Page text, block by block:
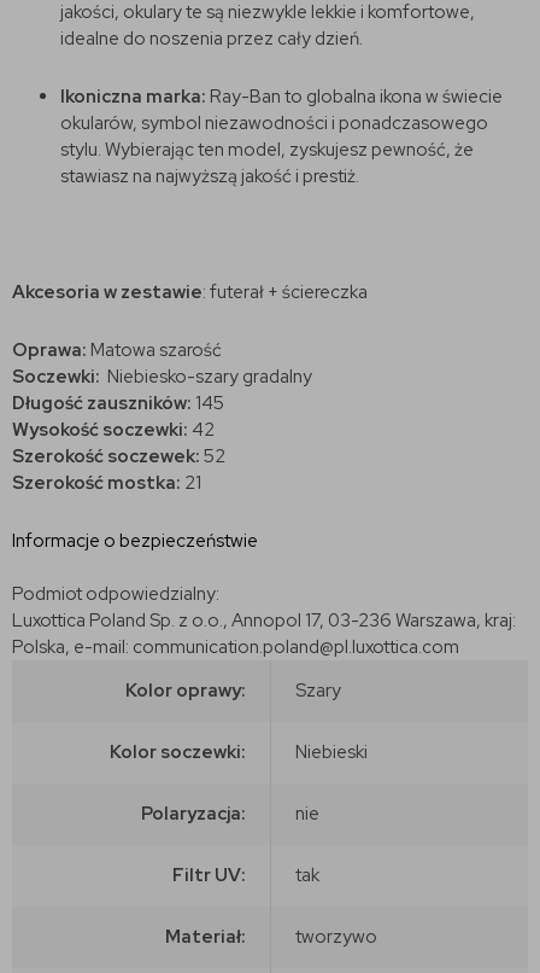
jakości, okulary te są niezwykle lekkie i komfortowe,
idealne do noszenia przez cały dzień.
Ikoniczna marka: Ray-Ban to globalna ikona w świecie
okularów, symbol niezawodności i ponadczasowego
stylu. Wybierając ten model, zyskujesz pewność, że
stawiasz na najwyższą jakość i prestiż.
Akcesoria w zestawie: futerał + ściereczka
Oprawa: Matowa szarość
Soczewki: Niebiesko-szary gradalny
Długość zauszników: 145
Wysokość soczewki: 42
Szerokość soczewek: 52
Szerokość mostka: 21
Informacje o bezpieczeństwie
Podmiot odpowiedzialny:
Luxottica Poland Sp. z o.o., Annopol 17, 03-236 Warszawa, kraj:
Polska, e-mail: communication.poland@pl.luxottica.com
Kolor oprawy:
Szary
Kolor soczewki: Niebieski
Polaryzacja: nie
Filtr UV: tak
Materiał: tworzywo